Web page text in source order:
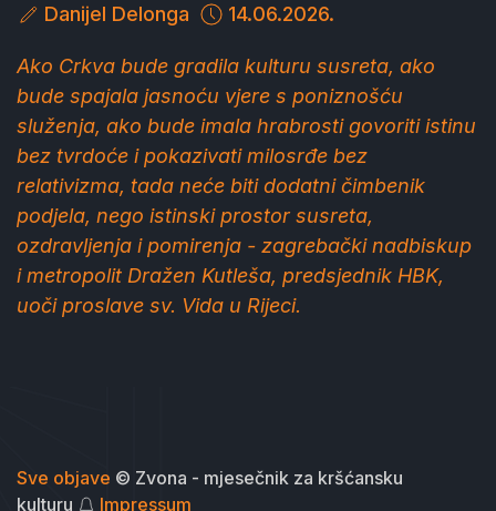
Danijel Delonga 14.06.2026.
Ako Crkva bude gradila kulturu susreta, ako
bude spajala jasnoću vjere s poniznošću
služenja, ako bude imala hrabrosti govoriti istinu
bez tvrdoće i pokazivati milosrđe bez
relativizma, tada neće biti dodatni čimbenik
podjela, nego istinski prostor susreta,
ozdravljenja i pomirenja - zagrebački nadbiskup
i metropolit Dražen Kutleša, predsjednik HBK,
uoči proslave sv. Vida u Rijeci.
Sve objave © Zvona - mjesečnik za kršćansku
kulturu
Impressum